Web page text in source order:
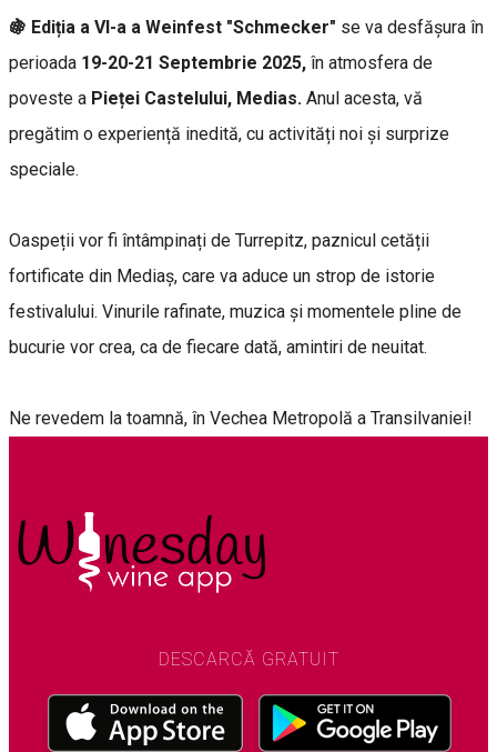
🍇 Ediția a VI-a a Weinfest "Schmecker" se va desfășura în
perioada 19-20-21 Septembrie 2025, în atmosfera de
poveste a Pieței Castelului, Medias. Anul acesta, vă
pregătim o experiență inedită, cu activități noi și surprize
speciale.
Oaspeții vor fi întâmpinați de Turrepitz, paznicul cetății
fortificate din Mediaș, care va aduce un strop de istorie
festivalului. Vinurile rafinate, muzica și momentele pline de
bucurie vor crea, ca de fiecare dată, amintiri de neuitat.
Ne revedem la toamnă, în Vechea Metropolă a Transilvaniei!
DESCARCĂ GRATUIT